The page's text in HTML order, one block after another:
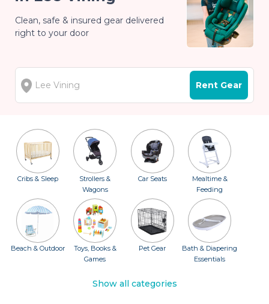
Clean, safe & insured gear delivered
right to your door
Rent Gear
Cribs & Sleep
Strollers &
Wagons
Car Seats
Mealtime &
Feeding
Beach & Outdoor
Toys, Books &
Games
Pet Gear
Bath & Diapering
Essentials
Show all categories